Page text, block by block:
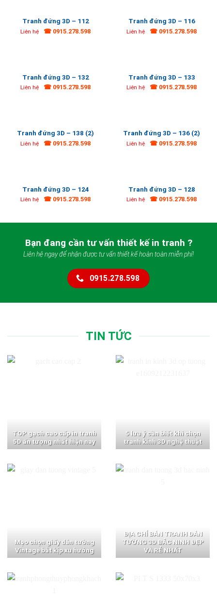
Tranh đứng 3D – 112
Liên hệ ☎ 0915.278.598
Tranh đứng 3D – 116
Liên hệ ☎ 0915.278.598
Tranh đứng 3D – 132
Liên hệ ☎ 0915.278.598
Tranh đứng 3D – 133
Liên hệ ☎ 0915.278.598
Tranh đứng 3D – 138 (2)
Liên hệ ☎ 0915.278.598
Tranh đứng 3D – 136 (2)
Liên hệ ☎ 0915.278.598
Tranh đứng 3D – 124
Liên hệ ☎ 0915.278.598
Tranh đứng 3D – 128
Liên hệ ☎ 0915.278.598
Bạn đang cần tư vấn thiết kế in tranh ?
Liên hệ ngay để nhận được tư vấn thiết kế hoàn toàn miễn phí!
0915.278.598
TIN TỨC
TOP gạch cao cấp in tranh
5D ấn tượng nhất hiện nay
5 lưu ý cần biết khi chọn
tranh kính 3D nghệ thuật
Mẹo chọn giấy dán tường
Vintage bắt kịp xu hướng
ĐỊA CHỈ BÁN TRANH DÁN
TƯỜNG 3D BẮC NINH ĐẸP
VÀ RẺ NHẤT